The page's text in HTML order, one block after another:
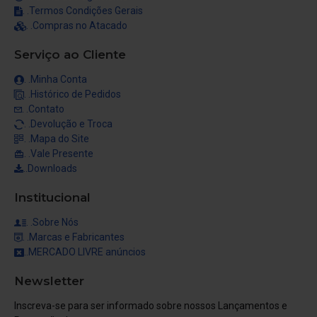
RENDA EXTRA, para sua academia. Muitos alunos compram
para treinos em casa, inclusive com familiares.
NÃO É Á TOA QUE ESTE É O BASTÃO PREFERIDO DAS
ACADEMIAS DE ARTES MARCIAIS
PERGUNTAS FREQUENTES:
- A espuma que reveste o cano tem emenda?
Resp.: Sim, são duas partes de 30 cm cada, possibilita a troca
apenas da espuma danificada.
pancadas?
Resp.: Sim, é adequado para isso.
Resp.: Sim, a proteção é para evitar ferimentos durante o
. .Termos Condições Gerais
. .Compras no Atacado
Serviço ao Cliente
. .Minha Conta
. .Histórico de Pedidos
. .Contato
. .Devolução e Troca
. .Mapa do Site
. .Vale Presente
..Downloads
Institucional
. .Sobre Nós
. .Marcas e Fabricantes
..MERCADO LIVRE anúncios
Newsletter
Inscreva-se para ser informado sobre nossos Lançamentos e